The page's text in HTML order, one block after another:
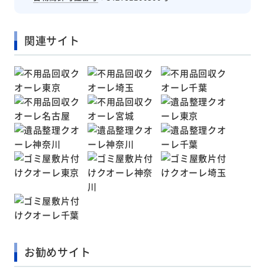
関連サイト
お勧めサイト